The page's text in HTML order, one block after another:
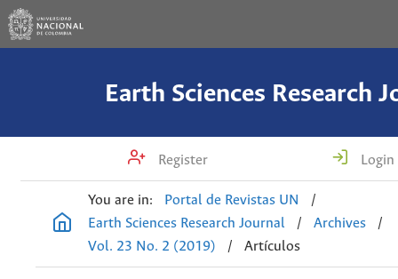
Earth Sciences Research
Register Login
You are in: Portal de Revistas UN
/
Earth Sciences Research Journal
/ Archives
/
Vol. 23 No. 2 (2019)
/ Artículos